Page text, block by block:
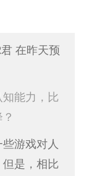
在昨天预
能力，比
游戏对人
是，相比